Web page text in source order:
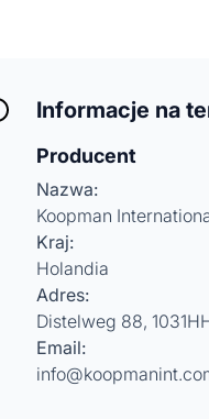
Informacje na
Producent
Nazwa:
Koopman
Kraj:
Holandia
Adres:
Distelweg 88,
Email: